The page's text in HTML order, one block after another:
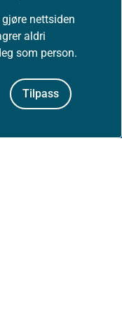
nettsiden
aldri
som person.
Tilpass